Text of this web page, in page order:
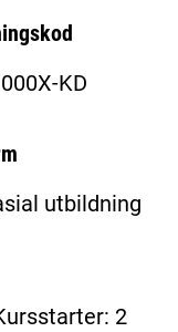
KD
utbildning
2